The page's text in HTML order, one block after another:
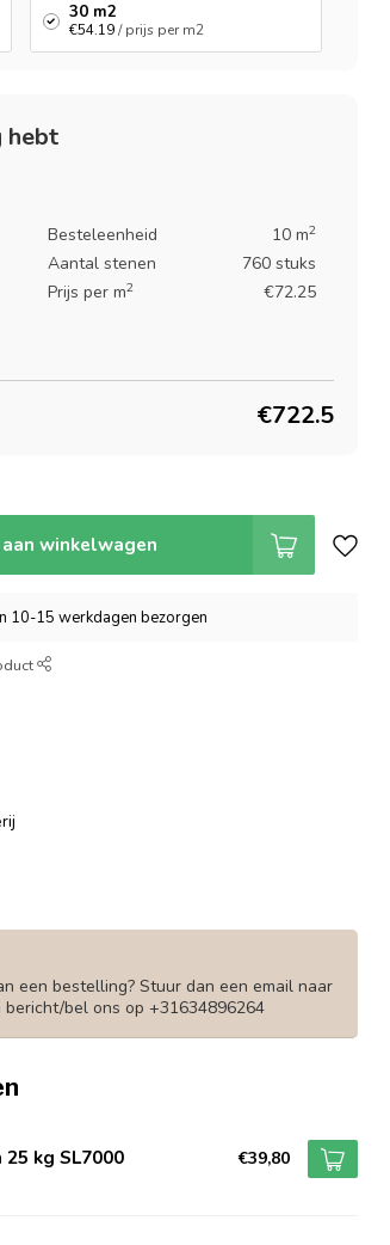
30 m2
€54.19/ prijs per m2
hebt
Besteleenheid 10 m2
Aantal stenen
760 stuks
Prijs per m2 €72.25
€722.5
winkelwagen
10-15 werkdagen bezorgen
een bestelling? Stuur dan een email naar
bericht/bel ons op +31634896264
kg SL7000 €39,80